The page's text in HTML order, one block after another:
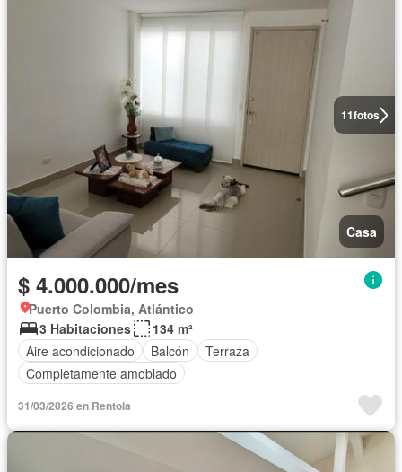
11fotos
Casa
$ 4.000.000/mes
Puerto Colombia, Atlántico
3 Habitaciones
134 m²
Aire acondicionado
Balcón
Terraza
Completamente amoblado
31/03/2026 en Rentola